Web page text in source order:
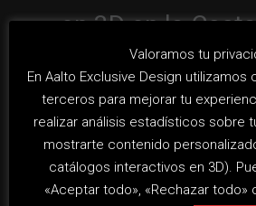
Valoramos tu
En Aalto Exclusive Design
terceros para mejorar tu
realizar análisis estadísticos sobre
mostrarte contenido
catálogos interactivos en 3D).
«Aceptar todo», «Rechazar todo»